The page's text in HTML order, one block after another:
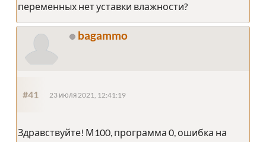
переменных нет уставки влажности?
bagammo
#41 23 июля 2021, 12:41:19
Здравствуйте! М100, программа 0, ошибка на